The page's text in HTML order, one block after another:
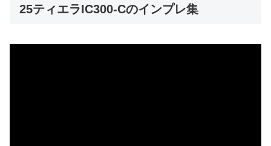
25ティエラIC300-Cのインプレ集